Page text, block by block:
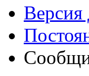
Версия